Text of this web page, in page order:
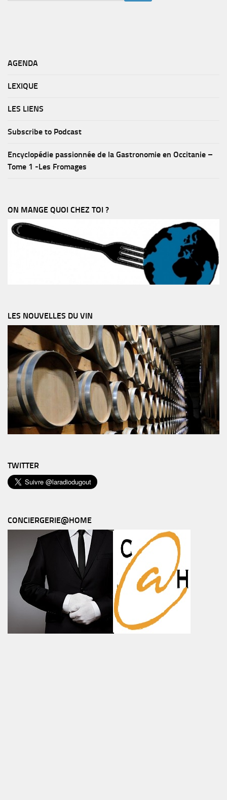
AGENDA
LEXIQUE
LES LIENS
Subscribe to Podcast
Encyclopédie passionnée de la Gastronomie en Occitanie –
Tome 1 -Les Fromages
ON MANGE QUOI CHEZ TOI ?
LES NOUVELLES DU VIN
TWITTER
CONCIERGERIE@HOME